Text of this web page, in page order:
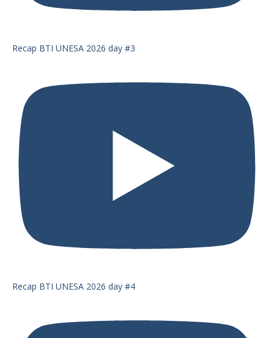
Recap BTI UNESA 2026 day #3
Recap BTI UNESA 2026 day #4